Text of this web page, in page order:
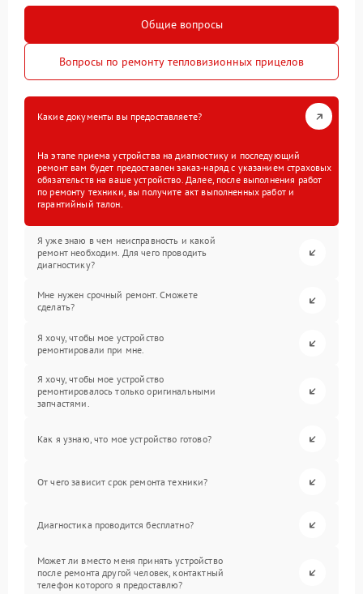
Общие вопросы
Вопросы по ремонту тепловизионных прицелов
Какие документы вы предоставляете?
На этапе приема устройства на диагностику и последующий
ремонт вам будет предоставлен заказ-наряд с указанием страховых
обязательств на ваше устройство. Далее, после выполнения работ
по ремонту техники, вы получите акт выполненных работ и
гарантийный талон.
Я уже знаю в чем неисправность и какой
ремонт необходим. Для чего проводить
диагностику?
Мне нужен срочный ремонт. Сможете
сделать?
Я хочу, чтобы мое устройство
ремонтировали при мне.
Я хочу, чтобы мое устройство
ремонтировалось только оригинальными
запчастями.
Как я узнаю, что мое устройство готово?
От чего зависит срок ремонта техники?
Диагностика проводится бесплатно?
Может ли вместо меня принять устройство
после ремонта другой человек, контактный
телефон которого я предоставлю?